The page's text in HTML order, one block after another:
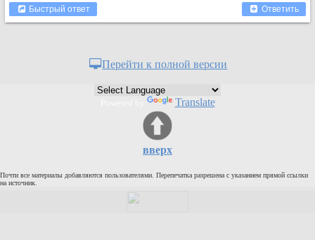
Космос
Видео архив
Быстрый ответ Ответить
Перейти к полной версии
Translate
вверх
Почти все материалы добавляются пользователями. Перепечатка разрешена с указанием прямой ссылки
на источник.